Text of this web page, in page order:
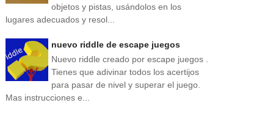
objetos y pistas, usándolos en los
lugares adecuados y resol...
nuevo riddle de escape juegos
Nuevo riddle creado por escape juegos .
Tienes que adivinar todos los acertijos
para pasar de nivel y superar el juego.
Mas instrucciones e...